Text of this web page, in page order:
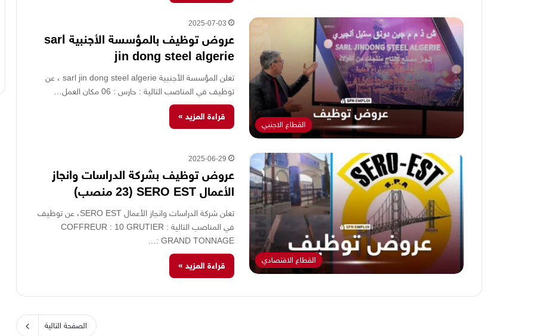
القطاع الاجنبي
2025-07-03
عروض توظيف بالمؤسسة الأجنبية sarl
jin dong steel algerie
تعلن المؤسسة الأجنبية sarl jin dong steel algerie ، عن
توظيف في المناصب التالية : حارس : 06 مكان العمل…
قراءة المزيد »
القطاع الاقتصادي
2025-06-29
عروض توظيف بشركة الدراسات وانجاز
الأعمال SERO EST (23 منصب)
تعلن شركة الدراسات وانجاز الأعمال SERO EST، عن توظيف
في المناصب التالية : COFFREUR : 10 GRUTIER
GRAND TONNAGE :…
قراءة المزيد »
الصفحة التالية